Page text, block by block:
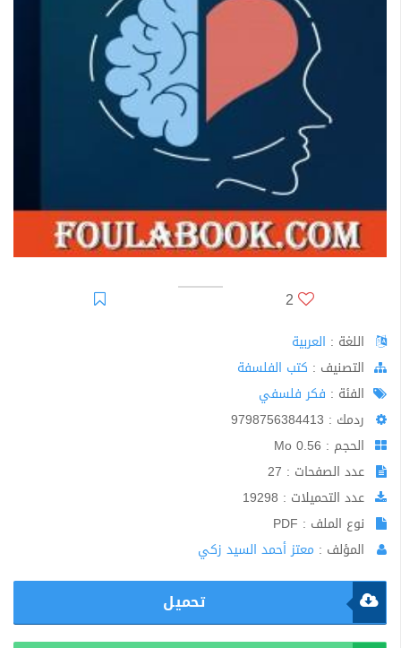
2
اللغة : العربية
اﻟﺘﺼﻨﻴﻒ : كتب الفلسفة
الفئة : فكر فلسفي
ردمك : 9798756384413
الحجم : 0.56 Mo
عدد الصفحات : 27
عدد التحميلات : 19298
نوع الملف : PDF
المؤلف : معتز أحمد السيد زكي
تحميل